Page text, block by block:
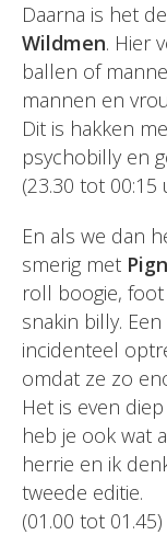
Daarna is het
Wildmen. Hier
ballen of
mannen en
Dit is hakken
psychobilly en
(23.30 tot 00:15
En als we dan
smerig met
roll boogie,
snakin billy.
incidenteel
omdat ze zo
Het is even
heb je ook wat
herrie en ik
tweede editie.
(01.00 tot 01.45)